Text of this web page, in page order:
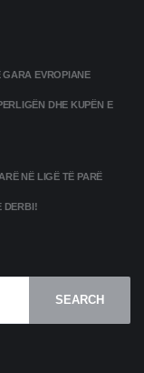
GARA EVROPIANE
DHE KUPËN E
NË LIGË TË PARË
DERBI!
SEARCH